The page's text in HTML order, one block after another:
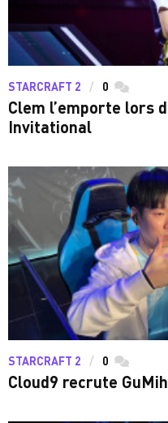
STARCRAFT 2 0
Clem l’emporte lors
Invitational
STARCRAFT 2 0
Cloud9 recrute